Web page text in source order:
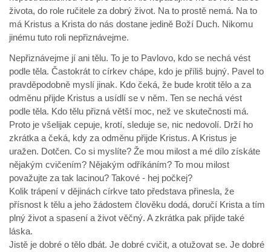
života, do role ručitele za dobrý život. Na to prostě nemá. Na to
má Kristus a Krista do nás dostane jedině Boží Duch. Nikomu
jinému tuto roli nepřiznávejme.
Nepřiznávejme jí ani tělu. To je to Pavlovo, kdo se nechá vést
podle těla. Častokrát to církev chápe, kdo je příliš bujný. Pavel to
pravděpodobně myslí jinak. Kdo čeká, že bude krotit tělo a za
odměnu přijde Kristus a usídlí se v něm. Ten se nechá vést
podle těla. Kdo tělu přizná větší moc, než ve skutečnosti má.
Proto je všelijak cepuje, krotí, sleduje se, nic nedovolí. Drží ho
zkrátka a čeká, kdy za odměnu přijde Kristus. A Kristus je
uražen. Dotčen. Co si myslíte? Že mou milost a mé dílo získáte
nějakým cvičením? Nějakým odříkáním? To mou milost
považujte za tak lacinou? Takové - hej počkej?
Kolik trápení v dějinách církve tato představa přinesla, že
přísnost k tělu a jeho žádostem člověku dodá, doručí Krista a tím
plný život a spasení a život věčný. A zkrátka pak přijde také
láska.
Jistě je dobré o tělo dbát. Je dobré cvičit, a otužovat se. Je dobré